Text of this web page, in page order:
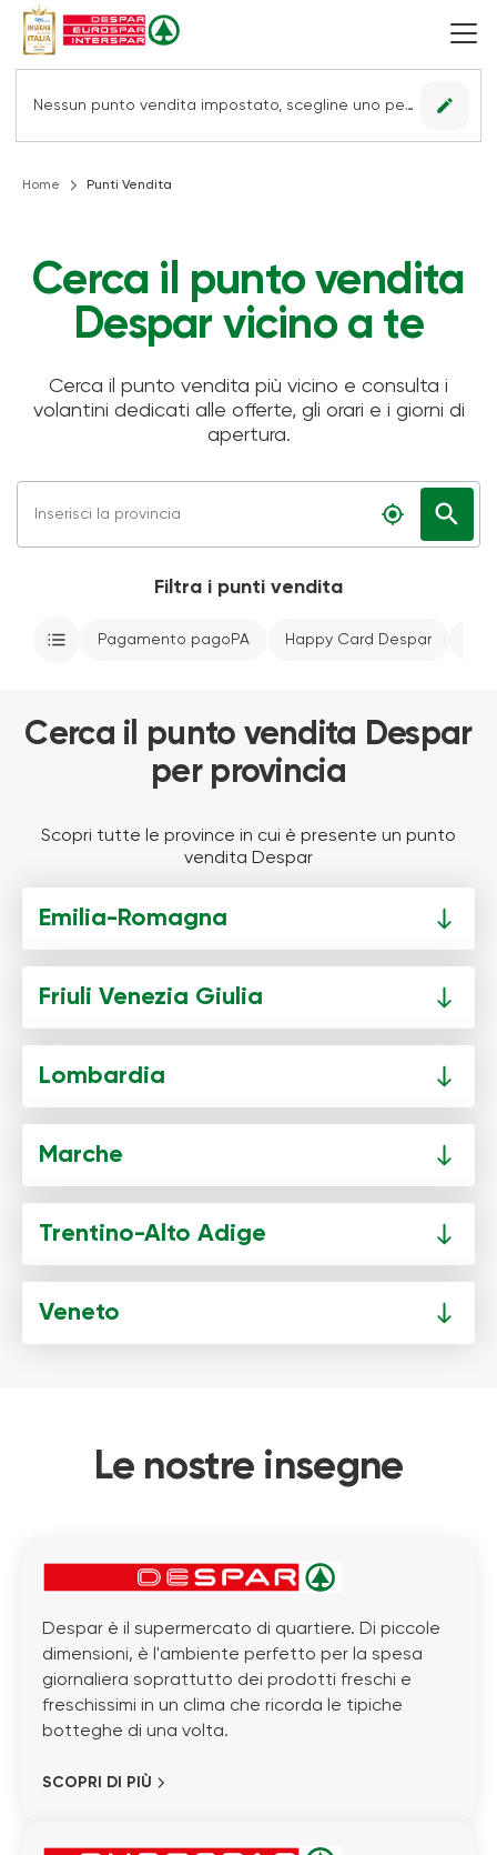
Nessun punto vendita impostato, scegline uno per vedere le offerte. edit
Home Punti Vendita
Cerca il punto vendita
Despar vicino a te
Cerca il punto vendita più vicino e consulta i
volantini dedicati alle offerte, gli orari e i giorni di
apertura.
my_location search
Filtra i punti vendita
Pagamento pagoPA Happy Card Despar
Cerca il punto vendita Despar
per provincia
Scopri tutte le province in cui è presente un punto
vendita Despar
Emilia-Romagna
Friuli Venezia Giulia
Lombardia
Marche
Trentino-Alto Adige
Veneto
Le nostre insegne
Despar è il supermercato di quartiere. Di piccole
dimensioni, è l'ambiente perfetto per la spesa
giornaliera soprattutto dei prodotti freschi e
freschissimi in un clima che ricorda le tipiche
botteghe di una volta.
SCOPRI DI PIÙ